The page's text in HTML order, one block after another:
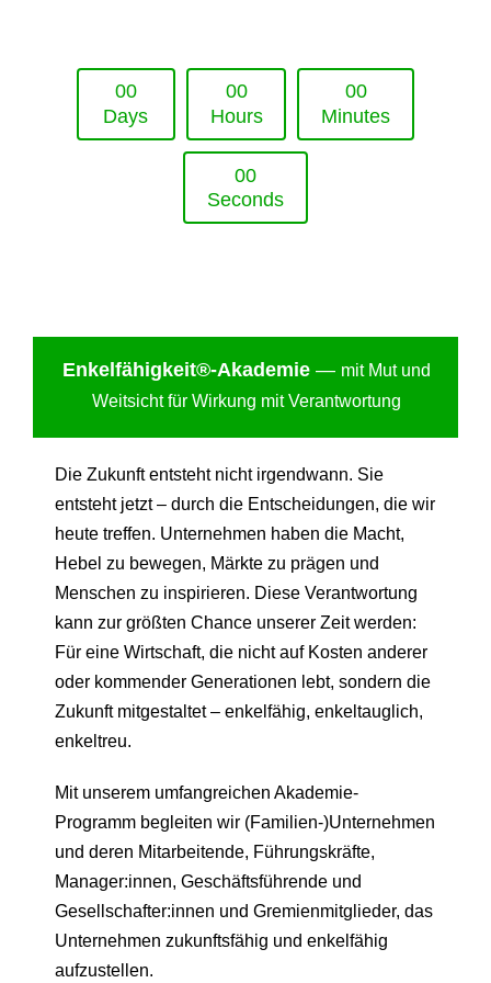
00
Days
00
Hours
00
Minutes
00
Seconds
Enkelfähigkeit®-Akademie — mit Mut und
Weitsicht für Wirkung mit Verantwortung
Die Zukunft entsteht nicht irgendwann. Sie
entsteht jetzt – durch die Entscheidungen, die wir
heute treffen. Unternehmen haben die Macht,
Hebel zu bewegen, Märkte zu prägen und
Menschen zu inspirieren. Diese Verantwortung
kann zur größten Chance unserer Zeit werden:
Für eine Wirtschaft, die nicht auf Kosten anderer
oder kommender Generationen lebt, sondern die
Zukunft mitgestaltet – enkelfähig, enkeltauglich,
enkeltreu.
Mit unserem umfangreichen Akademie-
Programm begleiten wir (Familien-)Unternehmen
und deren Mitarbeitende, Führungskräfte,
Manager:innen, Geschäftsführende und
Gesellschafter:innen und Gremienmitglieder, das
Unternehmen zukunftsfähig und enkelfähig
aufzustellen.